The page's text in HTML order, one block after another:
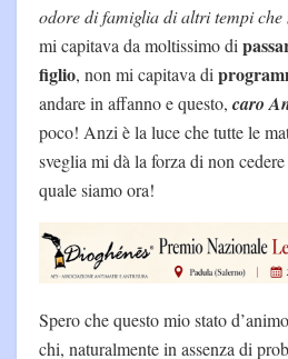
odore di famiglia di altri tempi che
mi capitava da moltissimo di
figlio, non mi capitava di
andare in affanno e questo, caro
poco! Anzi è la luce che tutte le
sveglia mi dà la forza di non
quale siamo ora!
Spero che questo mio stato
chi, naturalmente in assenza di